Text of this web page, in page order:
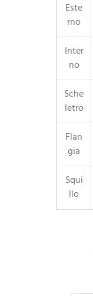
Este
rno
Inter
no
Sche
letro
Flan
gia
Squi
llo